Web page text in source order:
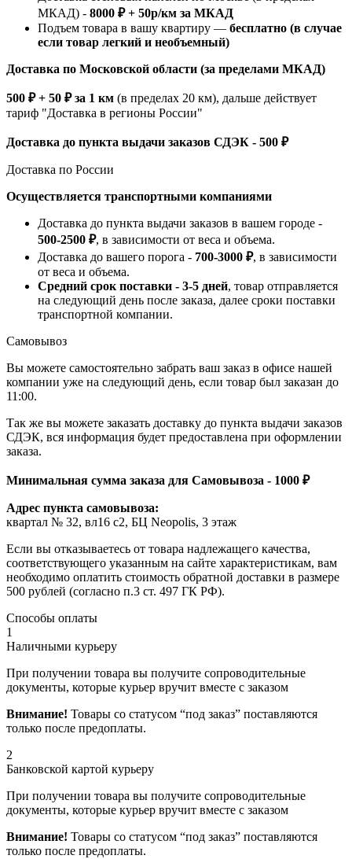
МКАД) - 8000 ₽ + 50р/км за МКАД
Подъем товара в вашу квартиру — бесплатно (в случае
если товар легкий и необъемный)
Доставка по Московской области (за пределами МКАД)
500 ₽ + 50 ₽ за 1 км (в пределах 20 км), дальше действует
тариф "Доставка в регионы России"
Доставка до пункта выдачи заказов СДЭК - 500 ₽
Доставка по России
Осуществляется транспортными компаниями
Доставка до пункта выдачи заказов в вашем городе -
500-2500 ₽, в зависимости от веса и объема.
Доставка до вашего порога - 700-3000 ₽, в зависимости
от веса и объема.
Средний срок поставки - 3-5 дней, товар отправляется
на следующий день после заказа, далее сроки поставки
транспортной компании.
Самовывоз
Вы можете самостоятельно забрать ваш заказ в офисе нашей
компании уже на следующий день, если товар был заказан до
11:00.
Так же вы можете заказать доставку до пункта выдачи заказов
СДЭК, вся информация будет предоставлена при оформлении
заказа.
Минимальная сумма заказа для Самовывоза - 1000 ₽
Адрес пункта самовывоза:
квартал № 32, вл16 с2, БЦ Neopolis, 3 этаж
Если вы отказываетесь от товара надлежащего качества,
соответствующего указанным на сайте характеристикам, вам
необходимо оплатить стоимость обратной доставки в размере
500 рублей (согласно п.3 ст. 497 ГК РФ).
Способы оплаты
1
Наличными курьеру
При получении товара вы получите сопроводительные
документы, которые курьер вручит вместе с заказом
Внимание! Товары со статусом “под заказ” поставляются
только после предоплаты.
2
Банковской картой курьеру
При получении товара вы получите сопроводительные
документы, которые курьер вручит вместе с заказом
Внимание! Товары со статусом “под заказ” поставляются
только после предоплаты.